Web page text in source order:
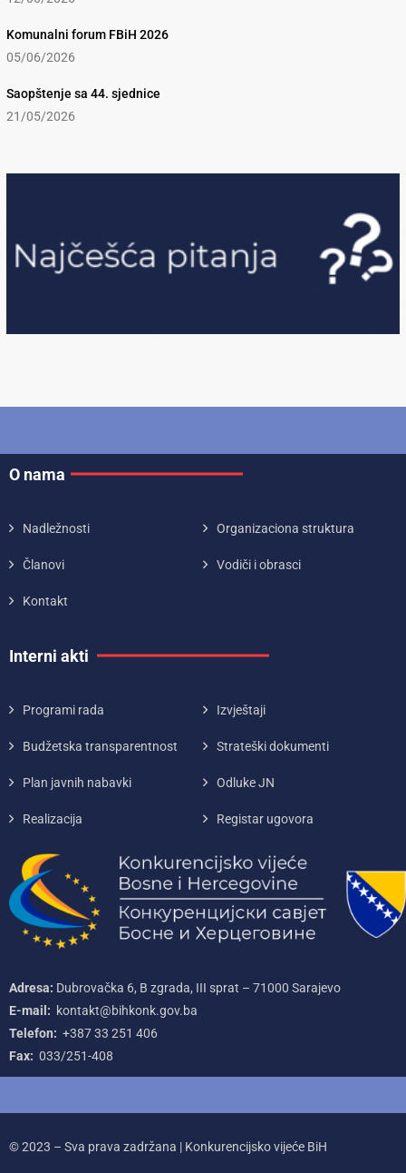
Komunalni forum FBiH 2026
05/06/2026
Saopštenje sa 44. sjednice
21/05/2026
O nama
Nadležnosti Organizaciona struktura
Članovi Vodiči i obrasci
Kontakt
Interni akti
Programi rada Izvještaji
Budžetska transparentnost Strateški dokumenti
Plan javnih nabavki Odluke JN
Realizacija Registar ugovora
Adresa: Dubrovačka 6, B zgrada, III sprat – 71000‌ Sarajevo
E-mail: kontakt@bihkonk.gov.ba
Telefon: +387‌ 33‌ 251‌ 406
Fax: 033/251-408
© 2023 – Sva prava zadržana | Konkurencijsko vijeće BiH